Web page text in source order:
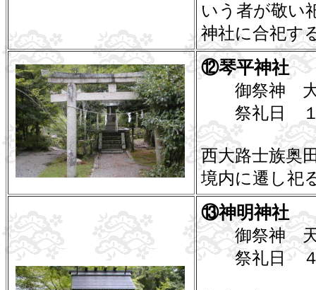
いう者が敬い
神社に合祀す
⑫琴平神社
御祭神 大
祭礼日 １
西大路士族奥
境内に遷し祀
⑬神明神社
御祭神 天
祭礼日 ４